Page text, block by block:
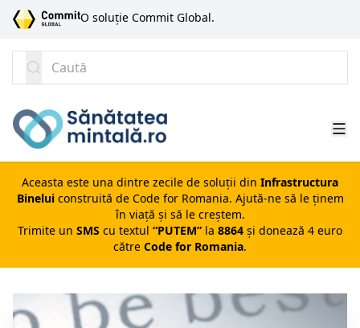
SARI LA CONȚINUT
O soluție Commit Global.
Caută
Aceasta este una dintre zecile de soluții din Infrastructura
Bineluiconstruită de Code for Romania. Ajută-ne să le ținem
în viață și să le creștem.
Trimite un SMS cu textul “PUTEM” la 8864 și donează 4 euro
către Code for Romania.